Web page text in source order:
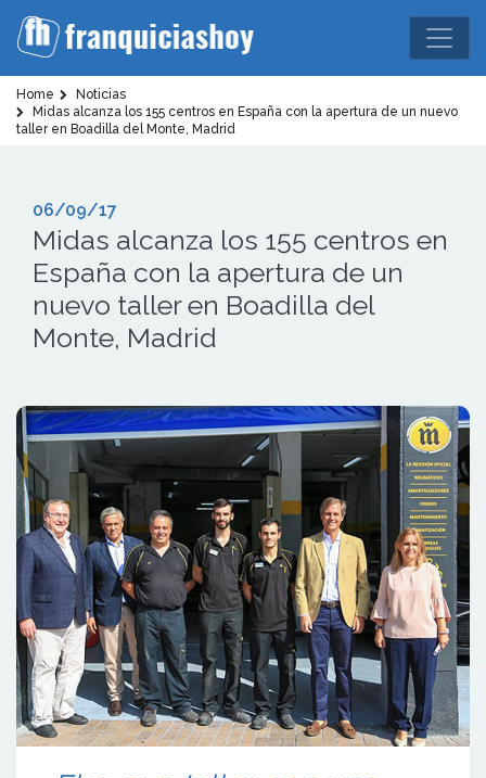
Home
Noticias
Midas alcanza los 155 centros en España con la apertura de un nuevo
taller en Boadilla del Monte, Madrid
06/09/17
Midas alcanza los 155 centros en
España con la apertura de un
nuevo taller en Boadilla del
Monte, Madrid